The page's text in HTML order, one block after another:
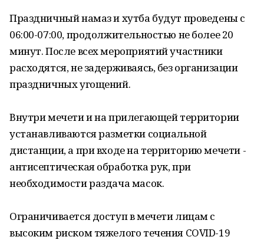
Праздничный намаз и хутба будут проведены с
06:00-07:00, продолжительностью не более 20
минут. После всех мероприятий участники
расходятся, не задерживаясь, без организации
праздничных угощений.
Внутри мечети и на прилегающей территории
устанавливаются разметки социальной
дистанции, а при входе на территорию мечети -
антисептическая обработка рук, при
необходимости раздача масок.
Ограничивается доступ в мечети лицам с
высоким риском тяжелого течения COVID-19